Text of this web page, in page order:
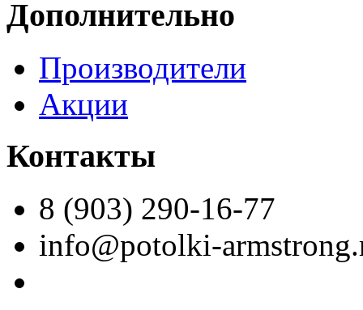
Дополнительно
Производители
Акции
Контакты
8 (903) 290-16-77
info@potolki-